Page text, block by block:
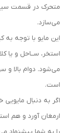
متحرک در قسمت
می‌سازد.
این مایو با توجه به
استخر، ســاحل و
می‌شود. دوام بالا
است.
اگر به دنبال
ارمغان آورد و هم